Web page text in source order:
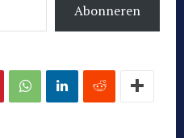
Abonneren